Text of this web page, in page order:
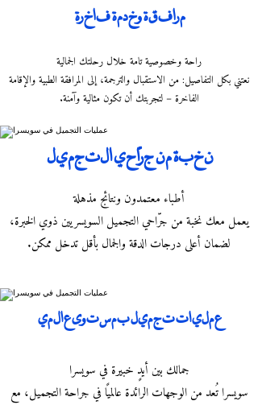
مرافقة وخدمة فاخرة
راحة وخصوصية تامة خلال رحلتك الجمالية
نعتني بكل التفاصيل: من الاستقبال والترجمة، إلى المرافقة الطبية والإقامة
الفاخرة – لتجربتك أن تكون مثالية وآمنة.
نخبة من جرّاحي التجميل
أطباء معتمدون ونتائج مذهلة
يعمل معك نخبة من جرّاحي التجميل السويسريين ذوي الخبرة،
لضمان أعلى درجات الدقة والجمال بأقل تدخل ممكن.
عمليات تجميل بمستوى عالمي
جمالك بين أيدٍ خبيرة في سويسرا
سويسرا تُعد من الوجهات الرائدة عالميًا في جراحة التجميل، مع